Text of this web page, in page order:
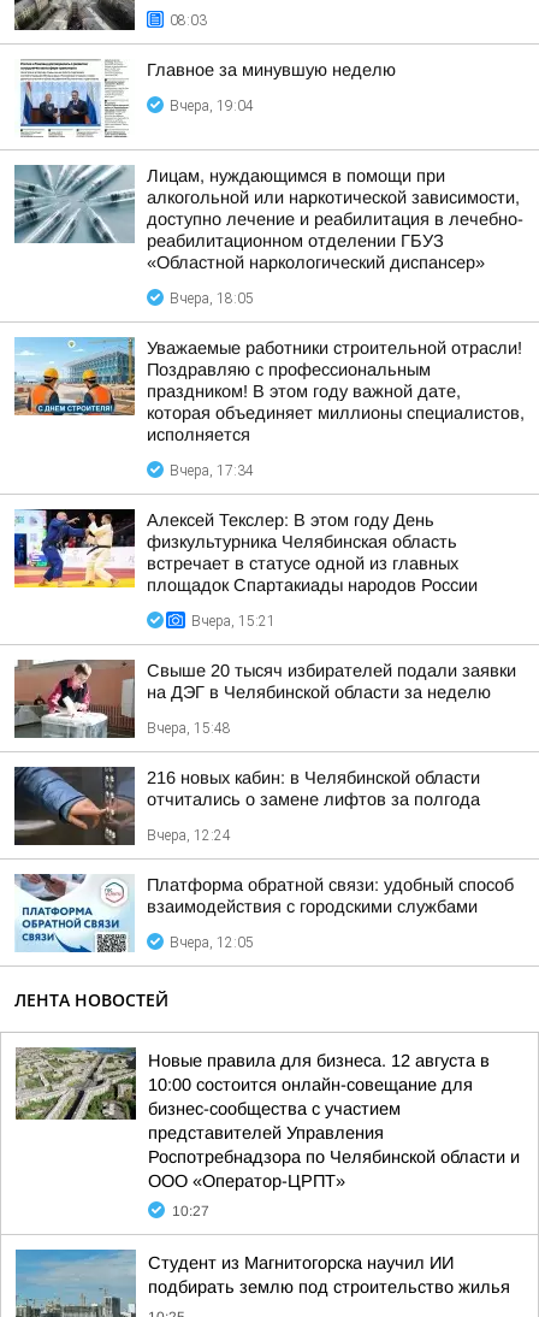
08:03
Главное за минувшую неделю
Вчера, 19:04
Лицам, нуждающимся в помощи при
алкогольной или наркотической зависимости,
доступно лечение и реабилитация в лечебно-
реабилитационном отделении ГБУЗ
«Областной наркологический диспансер»
Вчера, 18:05
Уважаемые работники строительной отрасли!
Поздравляю с профессиональным
праздником! В этом году важной дате,
которая объединяет миллионы специалистов,
исполняется
Вчера, 17:34
Алексей Текслер: В этом году День
физкультурника Челябинская область
встречает в статусе одной из главных
площадок Спартакиады народов России
Вчера, 15:21
Свыше 20 тысяч избирателей подали заявки
на ДЭГ в Челябинской области за неделю
Вчера, 15:48
216 новых кабин: в Челябинской области
отчитались о замене лифтов за полгода
Вчера, 12:24
Платформа обратной связи: удобный способ
взаимодействия с городскими службами
Вчера, 12:05
ЛЕНТА НОВОСТЕЙ
Новые правила для бизнеса. 12 августа в
10:00 состоится онлайн-совещание для
бизнес-сообщества с участием
представителей Управления
Роспотребнадзора по Челябинской области и
ООО «Оператор-ЦРПТ»
10:27
Студент из Магнитогорска научил ИИ
подбирать землю под строительство жилья